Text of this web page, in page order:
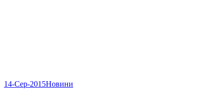
14-Сер-2015Новини